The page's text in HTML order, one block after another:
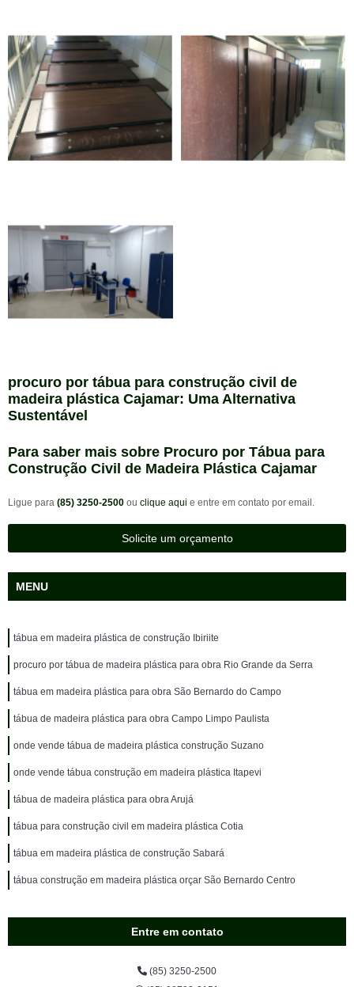
procuro por tábua para construção civil de
madeira plástica Cajamar: Uma Alternativa
Sustentável
Para saber mais sobre Procuro por Tábua para
Construção Civil de Madeira Plástica Cajamar
Ligue para (85) 3250-2500 ou clique aqui e entre em contato por email.
Solicite um orçamento
MENU
tábua em madeira plástica de construção Ibiriite
procuro por tábua de madeira plástica para obra Rio Grande da Serra
tábua em madeira plástica para obra São Bernardo do Campo
tábua de madeira plástica para obra Campo Limpo Paulista
onde vende tábua de madeira plástica construção Suzano
onde vende tábua construção em madeira plástica Itapevi
tábua de madeira plástica para obra Arujá
tábua para construção civil em madeira plástica Cotia
tábua em madeira plástica de construção Sabará
tábua construção em madeira plástica orçar São Bernardo Centro
Entre em contato
(85) 3250-2500